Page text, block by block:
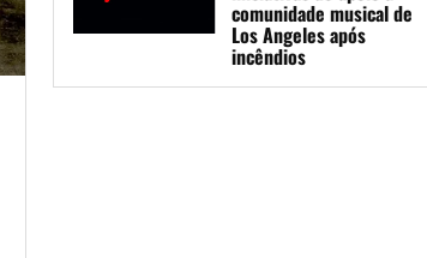
comunidade musical de
Los Angeles após
incêndios